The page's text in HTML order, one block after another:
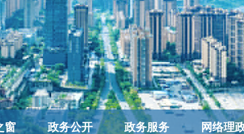
窗 政务公开 政务服务 网络理